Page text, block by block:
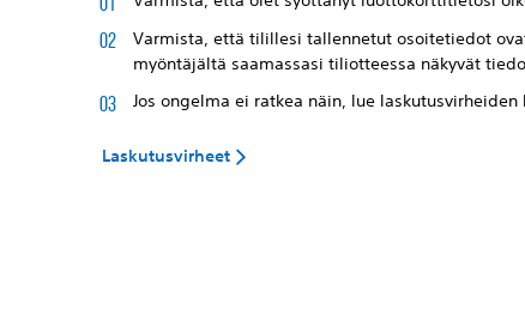
Varmista, että tilillesi tallennetut osoitetiedot
myöntäjältä saamassasi tiliotteessa näkyvät
Jos ongelma ei ratkea näin, lue
Laskutusvirheet